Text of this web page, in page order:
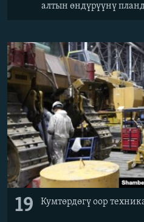
алтын өндүрүүнү
19 Кумтөрдөгү оор